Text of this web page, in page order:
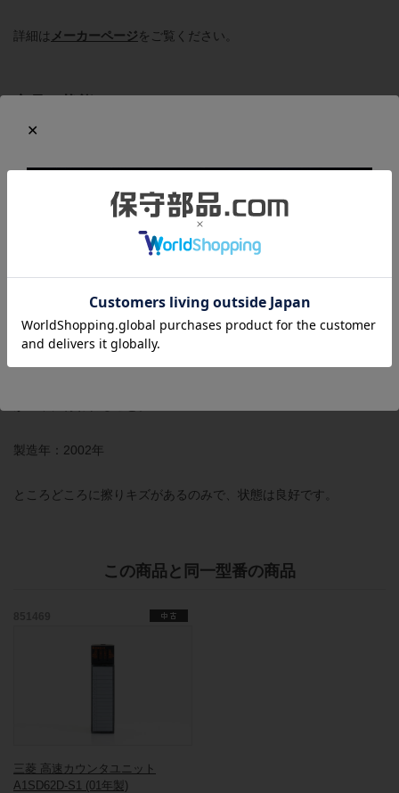
詳細は メーカーページをご覧ください。
正常に動作することを確認しました。下記の確認を行っていま
ルス信号を入力し、1パルスのズレもなく正確に加算、及び、減算
・外部出力端子（CH1のEQU1・2、およびCH2のEQU1・2）が、
に出力されること。また、リセット指令によってリセットされる
こと。
・外部入力信号（CH1,CH2のプリセット、およびファンクション
製造年：2002年
ところどころに擦りキズがあるのみで、状態は良好です。
この商品と同一型番の商品
三菱 高速カウンタユニット
A1SD62D-S1 (01年製)